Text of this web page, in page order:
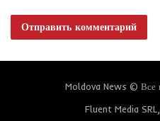
Moldova News © Все
Fluent Media